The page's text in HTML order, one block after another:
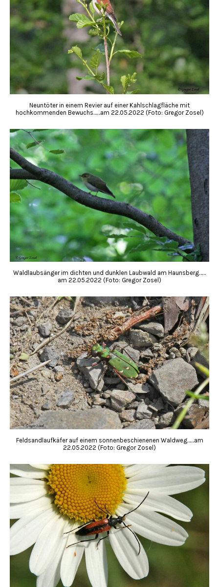
Neuntöter in einem Revier auf einer Kahlschlagfläche mit
hochkommenden Bewuchs……am 22.05.2022 (Foto: Gregor Zosel)
Waldlaubsänger im dichten und dunklen Laubwald am Haunsberg……
am 22.05.2022 (Foto: Gregor Zosel)
Feldsandlaufkäfer auf einem sonnenbeschienenen Waldweg……am
22.05.2022 (Foto: Gregor Zosel)